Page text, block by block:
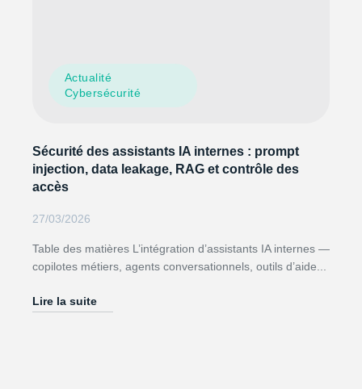
Actualité
Cybersécurité
Sécurité des assistants IA internes : prompt
injection, data leakage, RAG et contrôle des
accès
27/03/2026
Table des matières L’intégration d’assistants IA internes —
copilotes métiers, agents conversationnels, outils d’aide...
Lire la suite